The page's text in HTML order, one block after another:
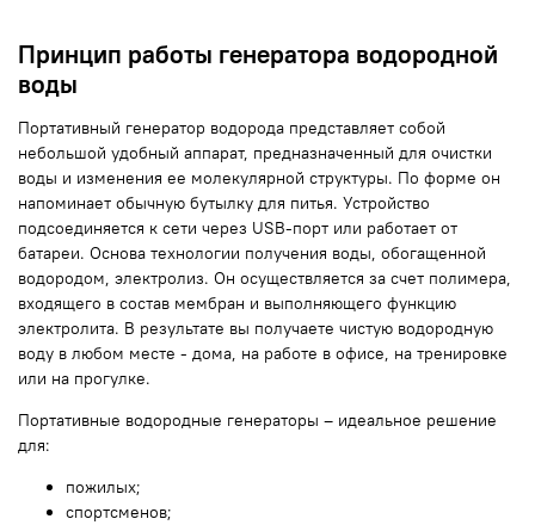
Принцип работы генератора водородной
воды
Портативный генератор водорода представляет собой
небольшой удобный аппарат, предназначенный для очистки
воды и изменения ее молекулярной структуры. По форме он
напоминает обычную бутылку для питья. Устройство
подсоединяется к сети через USB-порт или работает от
батареи. Основа технологии получения воды, обогащенной
водородом, электролиз. Он осуществляется за счет полимера,
входящего в состав мембран и выполняющего функцию
электролита. В результате вы получаете чистую водородную
воду в любом месте - дома, на работе в офисе, на тренировке
или на прогулке.
Портативные водородные генераторы – идеальное решение
для:
пожилых;
спортсменов;